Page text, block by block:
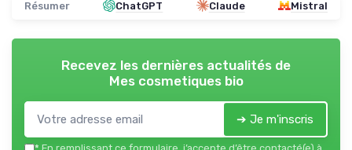
Résumer ChatGPT Claude Mistral
Recevez les dernières actualités de
Mes cosmetiques bio
➔ Je m'inscris